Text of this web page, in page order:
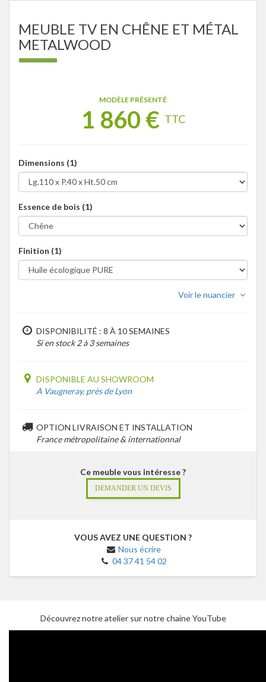
MEUBLE TV EN CHÊNE ET MÉTAL
METALWOOD
MODÈLE PRÉSENTÉ
1 860 € TTC
Dimensions (1)
Essence de bois (1)
Finition (1)
Voir le nuancier
DISPONIBILITÉ : 8 À 10 SEMAINES
Si en stock 2 à 3 semaines
DISPONIBLE AU SHOWROOM
A Vaugneray, près de Lyon
OPTION LIVRAISON ET INSTALLATION
France métropolitaine & internationnal
Ce meuble vous intéresse ?
DEMANDER UN DEVIS
VOUS AVEZ UNE QUESTION ?
Nous écrire
04 37 41 54 02
Découvrez notre atelier sur notre chaine YouTube